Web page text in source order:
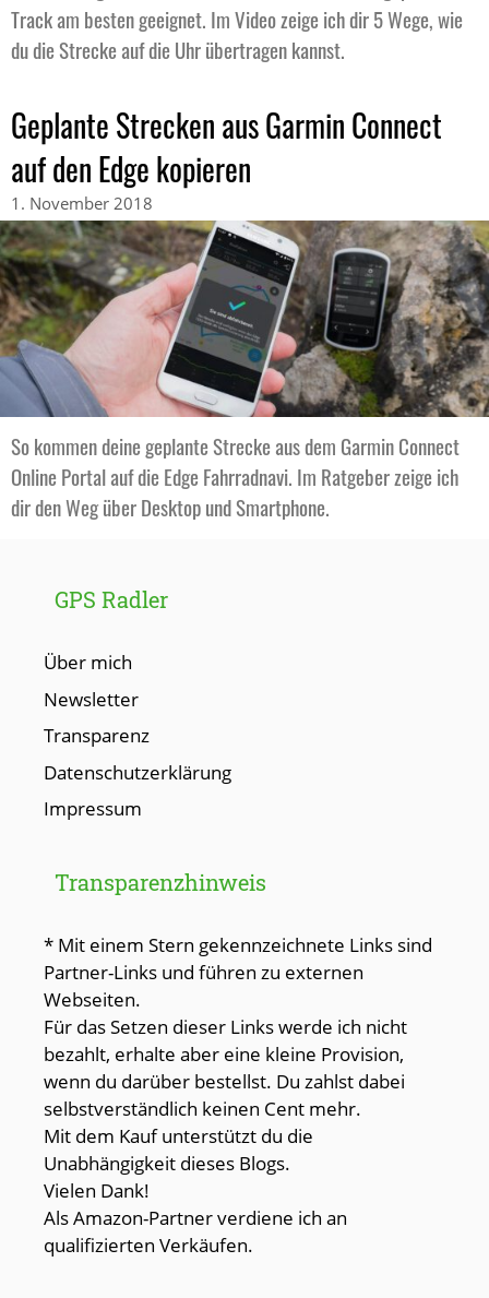
Track am besten geeignet. Im Video zeige ich dir 5 Wege, wie
du die Strecke auf die Uhr übertragen kannst.
Geplante Strecken aus Garmin Connect
auf den Edge kopieren
1. November 2018
So kommen deine geplante Strecke aus dem Garmin Connect
Online Portal auf die Edge Fahrradnavi. Im Ratgeber zeige ich
dir den Weg über Desktop und Smartphone.
GPS Radler
Über mich
Newsletter
Transparenz
Datenschutzerklärung
Impressum
Transparenzhinweis
* Mit einem Stern gekennzeichnete Links sind
Partner-Links und führen zu externen
Webseiten.
Für das Setzen dieser Links werde ich nicht
bezahlt, erhalte aber eine kleine Provision,
wenn du darüber bestellst. Du zahlst dabei
selbstverständlich keinen Cent mehr.
Mit dem Kauf unterstützt du die
Unabhängigkeit dieses Blogs.
Vielen Dank!
Als Amazon-Partner verdiene ich an
qualifizierten Verkäufen.